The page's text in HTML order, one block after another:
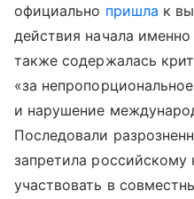
официально пришла к
действия начала
также содержалась
«за
и нарушение
Последовали
запретила
участвовать в